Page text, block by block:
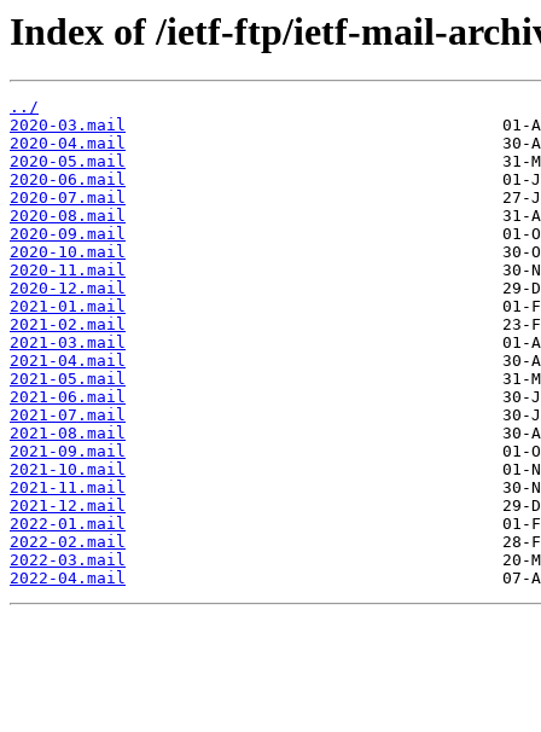
Index of /ietf-ftp/ietf-mail-
../
2020-03.mail
2020-04.mail
2020-05.mail
2020-06.mail
2020-07.mail
2020-08.mail
2020-09.mail
2020-10.mail
2020-11.mail
2020-12.mail
2021-01.mail
2021-02.mail
2021-03.mail
2021-04.mail
2021-05.mail
2021-06.mail
2021-07.mail
2021-08.mail
2021-09.mail
2021-10.mail
2021-11.mail
2021-12.mail
2022-01.mail
2022-02.mail
2022-03.mail
2022-04.mail